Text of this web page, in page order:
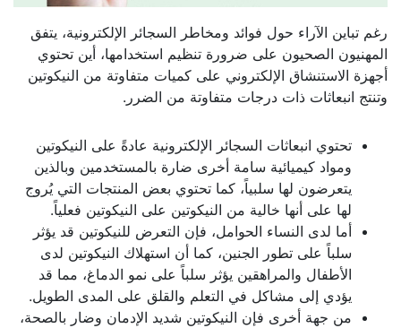
رغم تباين الآراء حول فوائد ومخاطر السجائر الإلكترونية، يتفق
المهنيون الصحيون على ضرورة تنظيم استخدامها، أين تحتوي
أجهزة الاستنشاق الإلكتروني على كميات متفاوتة من النيكوتين
وتنتج انبعاثات ذات درجات متفاوتة من الضرر.
تحتوي انبعاثات السجائر الإلكترونية عادةً على النيكوتين
ومواد كيميائية سامة أخرى ضارة بالمستخدمين وبالذين
يتعرضون لها سلبياً، كما تحتوي بعض المنتجات التي يُروج
لها على أنها خالية من النيكوتين على النيكوتين فعلياً.
أما لدى النساء الحوامل، فإن التعرض للنيكوتين قد يؤثر
سلباً على تطور الجنين، كما أن استهلاك النيكوتين لدى
الأطفال والمراهقين يؤثر سلباً على نمو الدماغ، مما قد
يؤدي إلى مشاكل في التعلم والقلق على المدى الطويل.
من جهة أخرى فإن النيكوتين شديد الإدمان وضار بالصحة،